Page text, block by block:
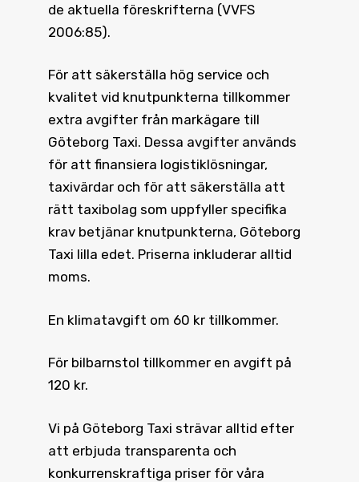
de aktuella föreskrifterna (VVFS
2006:85).
För att säkerställa hög service och
kvalitet vid knutpunkterna tillkommer
extra avgifter från markägare till
Göteborg Taxi. Dessa avgifter används
för att finansiera logistiklösningar,
taxivärdar och för att säkerställa att
rätt taxibolag som uppfyller specifika
krav betjänar knutpunkterna, Göteborg
Taxi lilla edet. Priserna inkluderar alltid
moms.
En klimatavgift om 60 kr tillkommer.
För bilbarnstol tillkommer en avgift på
120 kr.
Vi på Göteborg Taxi strävar alltid efter
att erbjuda transparenta och
konkurrenskraftiga priser för våra